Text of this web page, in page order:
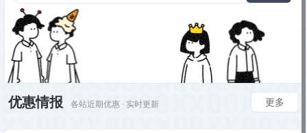
优惠情报 各站近期优惠 · 实时更新 更多